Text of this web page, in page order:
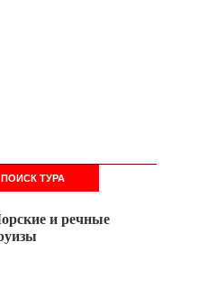
ПОИСК ТУРА